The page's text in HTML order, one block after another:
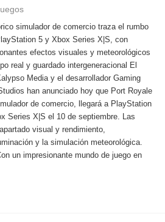
simulador de comercio traza el rumbo
5 y Xbox Series X|S, con
efectos visuales y meteorológicos
real y guardado intergeneracional El
Media y el desarrollador Gaming
han anunciado hoy que Port Royale
de comercio, llegará a PlayStation
Series X|S el 10 de septiembre. Las
visual y rendimiento,
y la simulación meteorológica.
un impresionante mundo de juego en